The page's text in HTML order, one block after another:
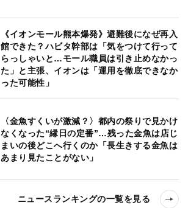
《イオンモール熊本爆発》避難後になぜ再入
館できた？ハビタ幹部は「気をつけて行って
らっしゃいと…モール職員は引き止めなかっ
た」と主張、イオンは「運用を徹底できなか
った可能性」
〈金魚すくいが激減？〉都内の祭りで見かけ
なくなった“縁日の定番”…残った金魚は店じ
まいの後どこへ行くのか「長生きする金魚は
あまり見たことがない」
ニュースランキングの一覧を見る